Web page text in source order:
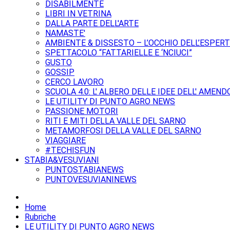
DISABILMENTE
LIBRI IN VETRINA
DALLA PARTE DELL'ARTE
NAMASTE'
AMBIENTE & DISSESTO – L’OCCHIO
SPETTACOLO “FATTARIELLE E ‘NCIUCI”
GUSTO
GOSSIP
CERCO LAVORO
SCUOLA 4.0: L' ALBERO DELLE IDEE DELL'
LE UTILITY DI PUNTO AGRO NEWS
PASSIONE MOTORI
RITI E MITI DELLA VALLE DEL SARNO
METAMORFOSI DELLA VALLE DEL SARNO
VIAGGIARE
#TECHISFUN
STABIA&VESUVIANI
PUNTOSTABIANEWS
PUNTOVESUVIANINEWS
Home
Rubriche
LE UTILITY DI PUNTO AGRO NEWS